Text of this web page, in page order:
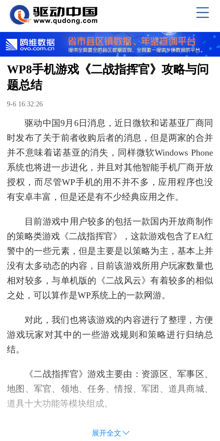
WP8手机游戏《二战指挥官》攻略与问
题总结
9-6 16:32:26
驱动中国9月6日消息，近日微软和诺基亚厂商同
时发布了关于前者收购后者的消息，但是两家的合并
并不意味着诺基亚的消失，同样微软Windows Phone
系统也将进一步进化，并且对其他智能手机厂商开放
授权，而尽管WP手机的用不并不多，应用程序也没
有安卓丰富，但是还是有不少经典应用之作。
目前游戏中用户较多的包括一款国内开放商制作
的策略类游戏《二战指挥官》，这款游戏包含了EA红
警中的一些元素，但是主要是以策略为主，基本上并
没有太多动态的内容，目前该游戏所用户玩家数量也
相对较多，与单机版的《二战风云》有着较多的相似
之处，可以算作是WP系统上的一款网游。
对此，我们也将该游戏的内容进行了整理，方便
游戏玩家对其中的一些游戏规则和策略进行归纳总
结。
《二战指挥官》游戏主要由：资源区、军事区、
地图、军官、领地、任务、情报、军团、道具商城、
道具十大功能等模块组成。
展开全文